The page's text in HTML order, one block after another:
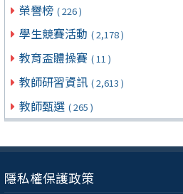
榮譽榜 ( 226 )
學生競賽活動 ( 2,178 )
教育盃體操賽 ( 11 )
教師研習資訊 ( 2,613 )
教師甄選 ( 265 )
隱私權保護政策